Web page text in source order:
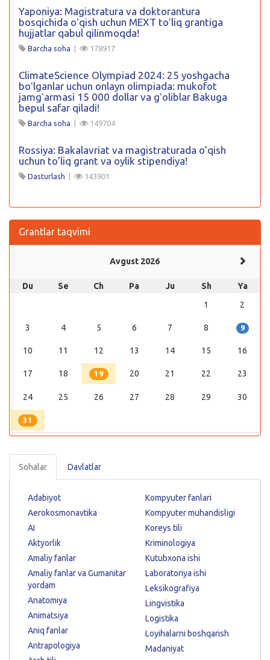
Yaponiya: Magistratura va doktorantura
bosqichida oʻqish uchun MEXT toʻliq grantiga
hujjatlar qabul qilinmoqda!
Barcha soha | 178917
ClimateScience Olympiad 2024: 25 yoshgacha
boʻlganlar uchun onlayn olimpiada: mukofot
jamgʻarmasi 15 000 dollar va gʻoliblar Bakuga
bepul safar qiladi!
Barcha soha | 149704
Rossiya: Bakalavriat va magistraturada o’qish
uchun to’liq grant va oylik stipendiya!
Dasturlash | 143901
Grantlar taqvimi
Avgust 2026
Du Se Ch Pa Ju Sh
Ya
1
2
3 4 5 6 7 8 9
10 11 12 13 14 15 16
17 18 19 20 21 22 23
24 25 26 27 28 29 30
31
Sohalar Davlatlar
Adabiyot
Aerokosmonavtika
AI
Aktyorlik
Amaliy fanlar
Amaliy fanlar va Gumanitar
yordam
Anatomiya
Animatsiya
Aniq fanlar
Antrapologiya
Kompyuter fanlari
Kompyuter muhandisligi
Koreys tili
Kriminologiya
Kutubxona ishi
Laboratoriya ishi
Leksikografiya
Lingvistika
Logistika
Loyihalarni boshqarish
Madaniyat